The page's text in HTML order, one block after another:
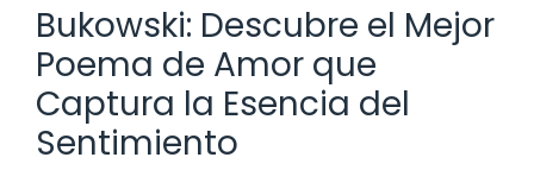
Bukowski: Descubre el Mejor
Poema de Amor que
Captura la Esencia del
Sentimiento